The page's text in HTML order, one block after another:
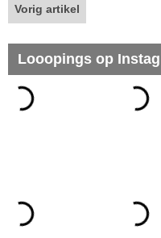
Vorig artikel
Looopings op